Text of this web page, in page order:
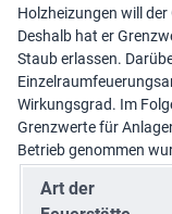
Holzheizungen will
Deshalb hat er
Staub erlassen.
Wirkungsgrad. Im
Grenzwerte für
Betrieb genommen
Art der